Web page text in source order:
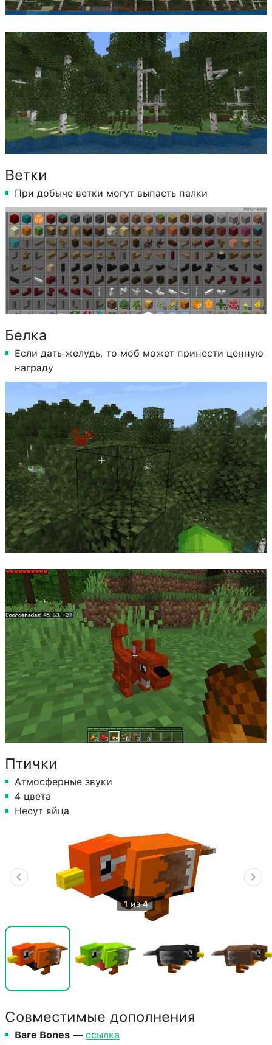
Ветки
При добыче ветки могут выпасть палки
Белка
Если дать желудь, то моб может принести ценную
награду
Птички
Атмосферные звуки
4 цвета
Несут яйца
1 из 4
Совместимые дополнения
Bare Bones — ссылка